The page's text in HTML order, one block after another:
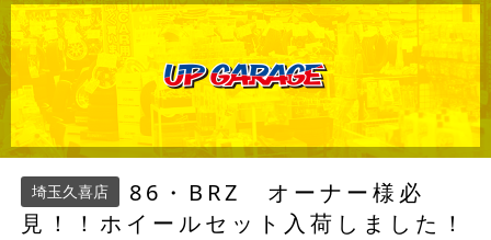
埼玉久喜店
86・BRZ オーナー様必
見！！ホイールセット入荷しました！